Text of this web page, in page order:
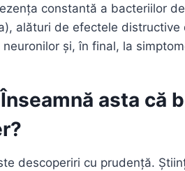
constantă a bacteriilor
alături de efectele distructive
și, în final, la
asta că
descoperiri cu prudență.